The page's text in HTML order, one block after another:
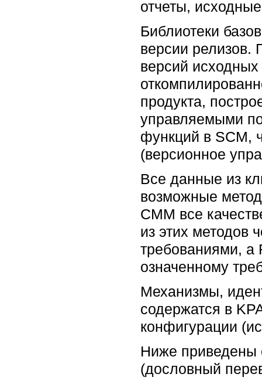
отчеты,
Библиотеки
версии релизов.
версий
продукта,
управляемыми
функций в SCM,
(версионное
Все данные из
возможные
СММ все
из этих методов
требованиями, а
означенному
Механизмы,
содержатся в
конфигурации
Ниже приведены
(дословный